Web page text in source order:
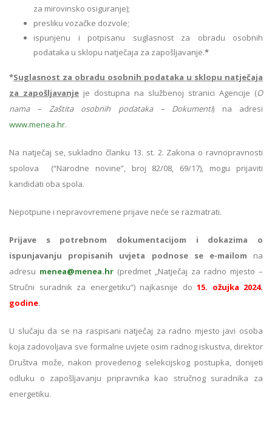
za mirovinsko osiguranje);
presliku vozačke dozvole;
ispunjenu i potpisanu suglasnost za obradu osobnih
podataka u sklopu natječaja za zapošljavanje.*
*Suglasnost za obradu osobnih podataka u sklopu natječaja
za zapošljavanje je dostupna na službenoj stranici Agencije (O
nama – Zaštita osobnih podataka – Dokumenti) na adresi
www.menea.hr.
Na natječaj se, sukladno članku 13. st. 2. Zakona o ravnopravnosti
spolova (“Narodne novine”, broj 82/08, 69/17), mogu prijaviti
kandidati oba spola.
Nepotpune i nepravovremene prijave neće se razmatrati.
Prijave s potrebnom dokumentacijom i dokazima o
ispunjavanju propisanih uvjeta podnose se e-mailom na
adresu menea@menea.hr (predmet „Natječaj za radno mjesto –
Stručni suradnik za energetiku“) najkasnije do 15. ožujka 2024.
godine.
U slučaju da se na raspisani natječaj za radno mjesto javi osoba
koja zadovoljava sve formalne uvjete osim radnog iskustva, direktor
Društva može, nakon provedenog selekcijskog postupka, donijeti
odluku o zapošljavanju pripravnika kao stručnog suradnika za
energetiku.